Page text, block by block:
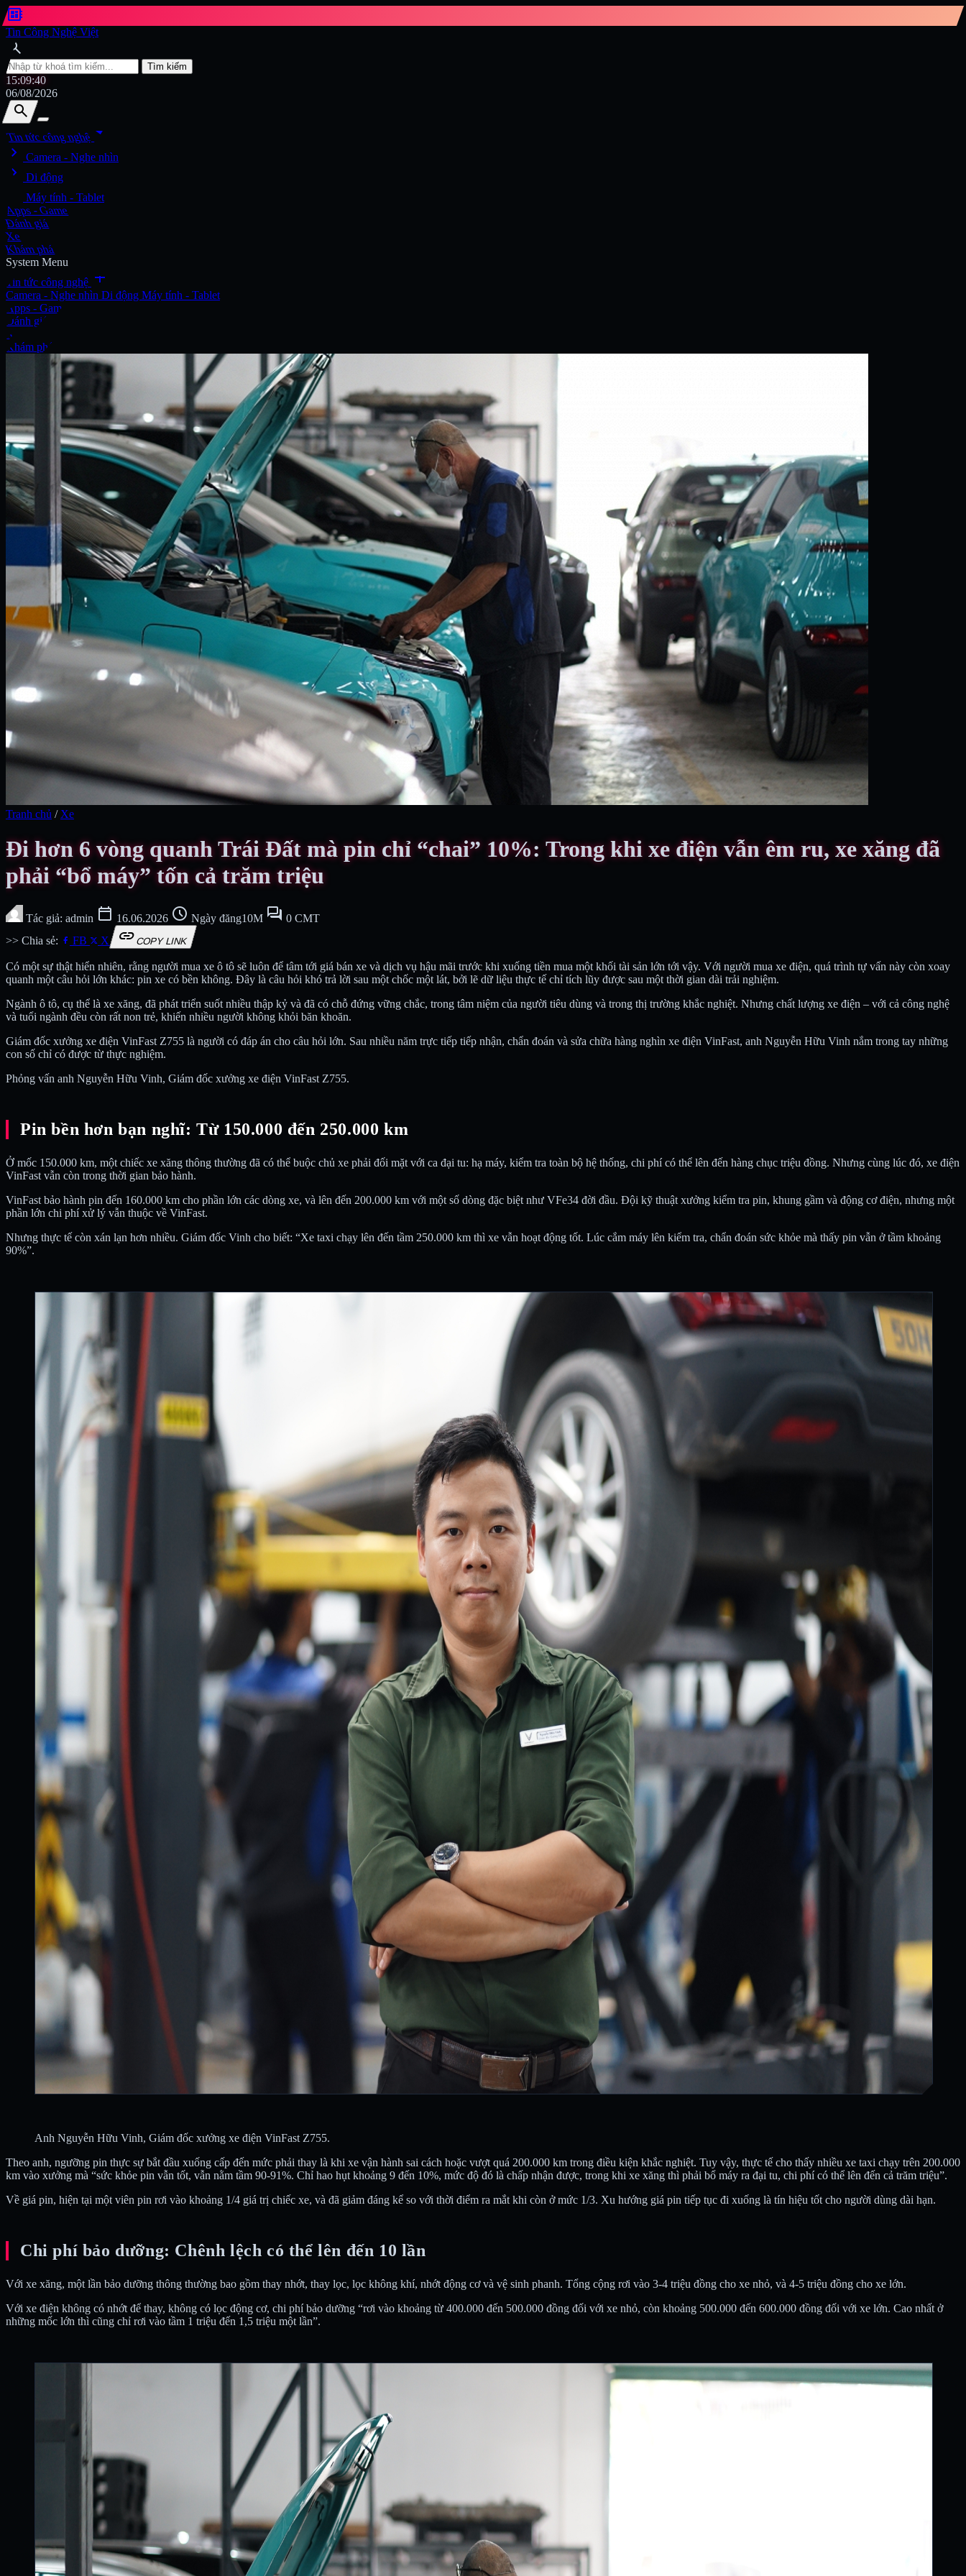
developer_board
Tin Công Nghệ Việt
search
Tìm kiếm
15:09:43
06/08/2026
search
search
Tin tức công nghệarrow_drop_down
chevron_right
Camera - Nghe nhìn
chevron_right Di động
Máy tính - Tablet
Apps - Game
Đánh giá
Xe
Khám phá
System Menu
Tin tức công nghệ add
Camera - Nghe nhìn Di động Máy tính - Tablet
Apps - Game
Đánh giá
Xe
Khám phá
Tranh chủ / Xe
Đi hơn 6 vòng quanh Trái Đất mà pin chỉ “chai” 10%: Trong khi xe điện vẫn êm ru, xe xăng đã
phải “bổ máy” tốn cả trăm triệu
Tác giả: admin calendar_today 16.06.2026 schedule Ngày đăng10M forum 0 CMT
>> Chia sẻ:
FB X linkCOPY LINK
Có một sự thật hiển nhiên, rằng người mua xe ô tô sẽ luôn để tâm tới giá bán xe và dịch vụ hậu mãi trước khi xuống tiền mua một khối tài sản lớn tới vậy. Với người mua xe điện, quá trình tự vấn này còn xoay
quanh một câu hỏi lớn khác: pin xe có bền không. Đây là câu hỏi khó trả lời sau một chốc một lát, bởi lẽ dữ liệu thực tế chỉ tích lũy được sau một thời gian dài trải nghiệm.
Ngành ô tô, cụ thể là xe xăng, đã phát triển suốt nhiều thập kỷ và đã có chỗ đứng vững chắc, trong tâm niệm của người tiêu dùng và trong thị trường khắc nghiệt. Nhưng chất lượng xe điện – với cả công nghệ
và tuổi ngành đều còn rất non trẻ, khiến nhiều người không khỏi băn khoăn.
Giám đốc xưởng xe điện VinFast Z755 là người có đáp án cho câu hỏi lớn. Sau nhiều năm trực tiếp tiếp nhận, chẩn đoán và sửa chữa hàng nghìn xe điện VinFast, anh Nguyễn Hữu Vinh nắm trong tay những
con số chỉ có được từ thực nghiệm.
Phỏng vấn anh Nguyễn Hữu Vinh, Giám đốc xưởng xe điện VinFast Z755.
Pin bền hơn bạn nghĩ: Từ 150.000 đến 250.000 km
Ở mốc 150.000 km, một chiếc xe xăng thông thường đã có thể buộc chủ xe phải đối mặt với ca đại tu: hạ máy, kiểm tra toàn bộ hệ thống, chi phí có thể lên đến hàng chục triệu đồng. Nhưng cùng lúc đó, xe điện
VinFast vẫn còn trong thời gian bảo hành.
VinFast bảo hành pin đến 160.000 km cho phần lớn các dòng xe, và lên đến 200.000 km với một số dòng đặc biệt như VFe34 đời đầu. Đội kỹ thuật xưởng kiểm tra pin, khung gầm và động cơ điện, nhưng một
phần lớn chi phí xử lý vẫn thuộc về VinFast.
Nhưng thực tế còn xán lạn hơn nhiều. Giám đốc Vinh cho biết: “Xe taxi chạy lên đến tầm 250.000 km thì xe vẫn hoạt động tốt. Lúc cắm máy lên kiểm tra, chẩn đoán sức khỏe mà thấy pin vẫn ở tầm khoảng
90%”.
Anh Nguyễn Hữu Vinh, Giám đốc xưởng xe điện VinFast Z755.
Theo anh, ngưỡng pin thực sự bắt đầu xuống cấp đến mức phải thay là khi xe vận hành sai cách hoặc vượt quá 200.000 km trong điều kiện khắc nghiệt. Tuy vậy, thực tế cho thấy nhiều xe taxi chạy trên 200.000
km vào xưởng mà “sức khỏe pin vẫn tốt, vẫn nằm tầm 90-91%. Chỉ hao hụt khoảng 9 đến 10%, mức độ đó là chấp nhận được, trong khi xe xăng thì phải bổ máy ra đại tu, chi phí có thể lên đến cả trăm triệu”.
Về giá pin, hiện tại một viên pin rơi vào khoảng 1/4 giá trị chiếc xe, và đã giảm đáng kể so với thời điểm ra mắt khi còn ở mức 1/3. Xu hướng giá pin tiếp tục đi xuống là tín hiệu tốt cho người dùng dài hạn.
Chi phí bảo dưỡng: Chênh lệch có thể lên đến 10 lần
Với xe xăng, một lần bảo dưỡng thông thường bao gồm thay nhớt, thay lọc, lọc không khí, nhớt động cơ và vệ sinh phanh. Tổng cộng rơi vào 3-4 triệu đồng cho xe nhỏ, và 4-5 triệu đồng cho xe lớn.
Với xe điện không có nhớt để thay, không có lọc động cơ, chi phí bảo dưỡng “rơi vào khoảng từ 400.000 đến 500.000 đồng đối với xe nhỏ, còn khoảng 500.000 đến 600.000 đồng đối với xe lớn. Cao nhất ở
những mốc lớn thì cũng chỉ rơi vào tầm 1 triệu đến 1,5 triệu một lần”.